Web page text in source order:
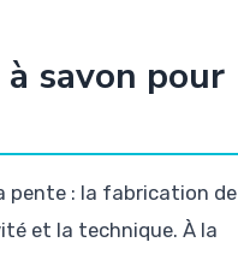
savon pour
pente : la fabrication de
et la technique. À la